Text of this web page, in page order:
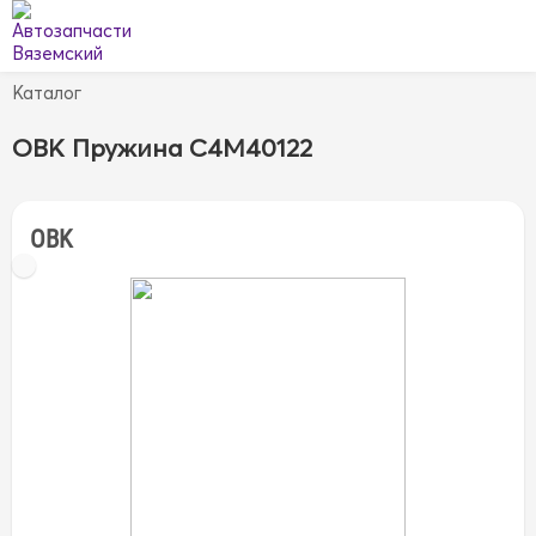
Каталог
OBK Пружина C4M40122
OBK